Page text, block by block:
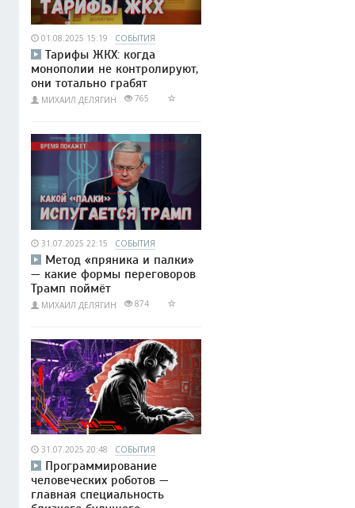
01.08.2025 15:19 СОБЫТИЯ
Тарифы ЖКХ: когда
монополии не контролируют,
они тотально грабят
МИХАИЛ ДЕЛЯГИН 765
31.07.2025 22:15 СОБЫТИЯ
Метод «пряника и палки»
— какие формы переговоров
Трамп поймёт
МИХАИЛ ДЕЛЯГИН 874
31.07.2025 20:48 СОБЫТИЯ
Программирование
человеческих роботов —
главная специальность